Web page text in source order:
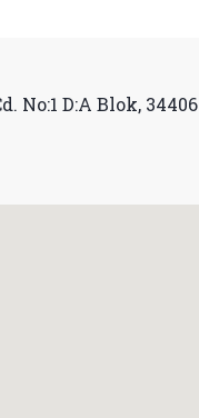
No:1 D:A Blok, 34406